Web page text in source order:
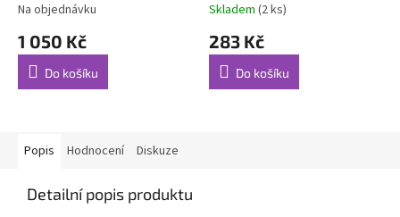
Na objednávku
1 050 Kč
Do košíku
Skladem (2 ks)
283 Kč
Do košíku
Popis Hodnocení Diskuze
Detailní popis produktu